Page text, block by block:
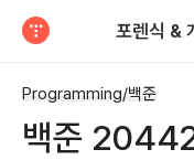
Programming/백준
백준